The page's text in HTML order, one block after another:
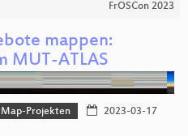
FrOSCon 2023
mappen:
MUT-ATLAS
Projekten
2023-03-17